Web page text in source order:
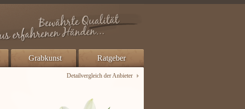
Grabkunst Ratgeber
Detailvergleich der Anbieter